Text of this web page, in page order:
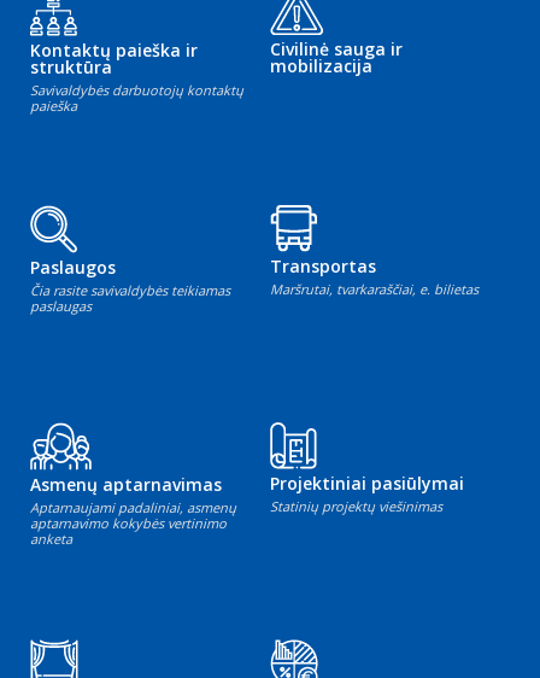
Kontaktų paieška ir
struktūra
Savivaldybės darbuotojų kontaktų
paieška
Civilinė sauga ir
mobilizacija
Paslaugos
Čia rasite savivaldybės teikiamas
paslaugas
Transportas
Maršrutai, tvarkaraščiai, e. bilietas
Asmenų aptarnavimas
Aptarnaujami padaliniai, asmenų
aptarnavimo kokybės vertinimo
anketa
Projektiniai pasiūlymai
Statinių projektų viešinimas